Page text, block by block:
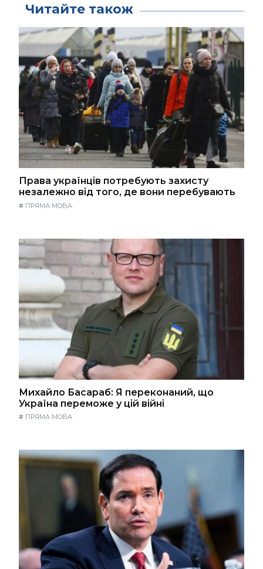
Читайте також
Права українців потребують захисту
незалежно від того, де вони перебувають
# ПРЯМА МОВА
Михайло Басараб: Я переконаний, що
Україна переможе у цій війні
# ПРЯМА МОВА